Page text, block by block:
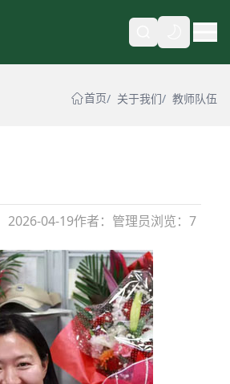
自动
首页 关于我们 教师队伍
2026-04-19作者：管理员浏览：7